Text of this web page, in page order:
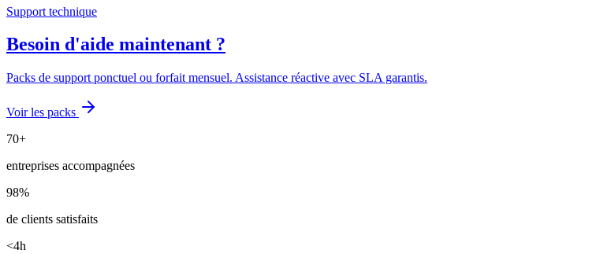
Support technique
Besoin d'aide maintenant ?
Packs de support ponctuel ou forfait mensuel. Assistance réactive avec SLA garantis.
Voir les packs
70+
entreprises accompagnées
98%
de clients satisfaits
<4h